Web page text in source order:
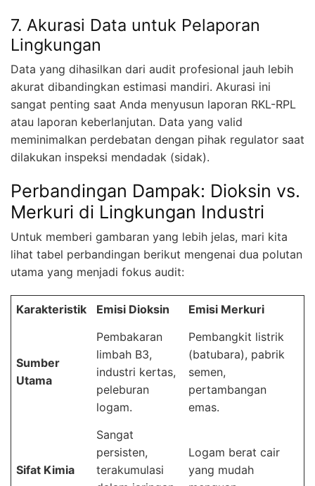
7. Akurasi Data untuk Pelaporan
Lingkungan
Data yang dihasilkan dari audit profesional jauh lebih
akurat dibandingkan estimasi mandiri. Akurasi ini
sangat penting saat Anda menyusun laporan RKL-RPL
atau laporan keberlanjutan. Data yang valid
meminimalkan perdebatan dengan pihak regulator saat
dilakukan inspeksi mendadak (sidak).
Perbandingan Dampak: Dioksin vs.
Merkuri di Lingkungan Industri
Untuk memberi gambaran yang lebih jelas, mari kita
lihat tabel perbandingan berikut mengenai dua polutan
utama yang menjadi fokus audit:
Karakteristik Emisi Dioksin Emisi Merkuri
Sumber
Utama
Pembakaran
limbah B3,
industri kertas,
peleburan
logam.
Pembangkit listrik
(batubara), pabrik
semen,
pertambangan
emas.
Sifat Kimia
Sangat
persisten,
terakumulasi
Logam berat cair
yang mudah